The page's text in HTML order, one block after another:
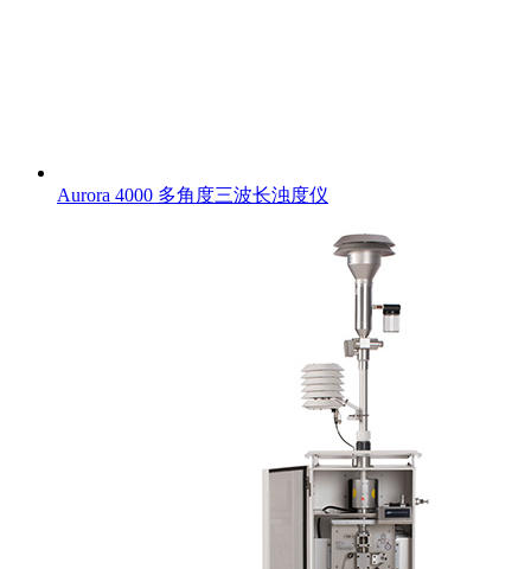
Aurora 4000 多角度三波长浊度仪